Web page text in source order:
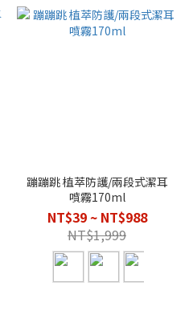
蹦蹦跳 植萃防護/兩段式潔耳
噴霧170ml
NT$39 ~ NT$988
NT$1,999